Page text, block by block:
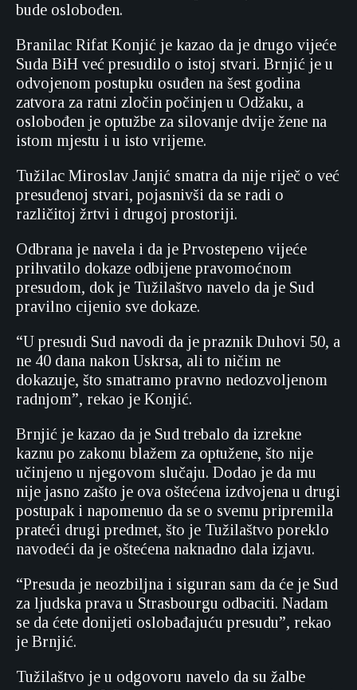
bude oslobođen.
Branilac Rifat Konjić je kazao da je drugo vijeće
Suda BiH već presudilo o istoj stvari. Brnjić je u
odvojenom postupku osuđen na šest godina
zatvora za ratni zločin počinjen u Odžaku, a
oslobođen je optužbe za silovanje dvije žene na
istom mjestu i u isto vrijeme.
Tužilac Miroslav Janjić smatra da nije riječ o već
presuđenoj stvari, pojasnivši da se radi o
različitoj žrtvi i drugoj prostoriji.
Odbrana je navela i da je Prvostepeno vijeće
prihvatilo dokaze odbijene pravomoćnom
presudom, dok je Tužilaštvo navelo da je Sud
pravilno cijenio sve dokaze.
“U presudi Sud navodi da je praznik Duhovi 50, a
ne 40 dana nakon Uskrsa, ali to ničim ne
dokazuje, što smatramo pravno nedozvoljenom
radnjom”, rekao je Konjić.
Brnjić je kazao da je Sud trebalo da izrekne
kaznu po zakonu blažem za optužene, što nije
učinjeno u njegovom slučaju. Dodao je da mu
nije jasno zašto je ova oštećena izdvojena u drugi
postupak i napomenuo da se o svemu pripremila
prateći drugi predmet, što je Tužilaštvo poreklo
navodeći da je oštećena naknadno dala izjavu.
“Presuda je neozbiljna i siguran sam da će je Sud
za ljudska prava u Strasbourgu odbaciti. Nadam
se da ćete donijeti oslobađajuću presudu”, rekao
je Brnjić.
Tužilaštvo je u odgovoru navelo da su žalbe